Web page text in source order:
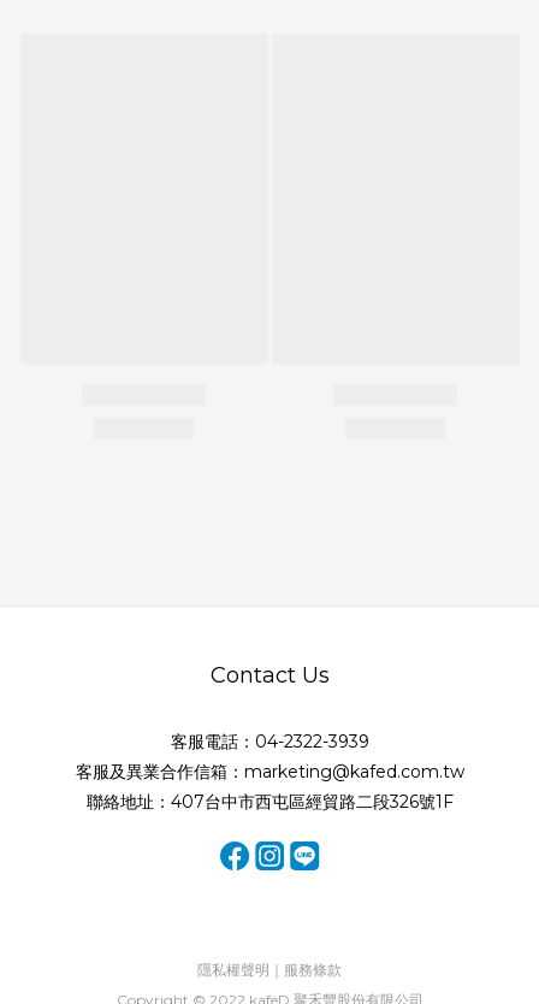
Contact Us
客服電話：04-2322-3939
客服及異業合作信箱：marketing@kafed.com.tw
聯絡地址：407台中市西屯區經貿路二段326號1F
隱私權聲明｜服務條款
Copyright © 2022 kafeD 聚禾豐股份有限公司